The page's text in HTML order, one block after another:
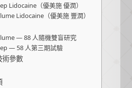
Lidocaine（優美施 優潤）
Lidocaine（優美施 豐潤）
— 88 人隨機雙盲研究
— 58 人第三期試驗
術參數